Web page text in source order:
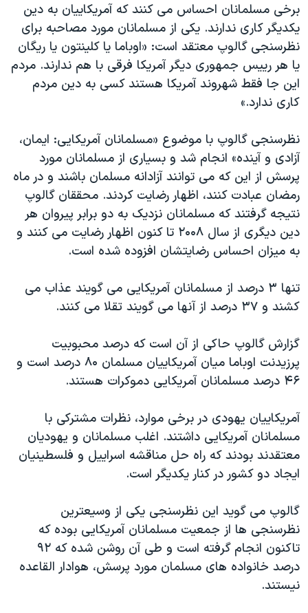
برخی مسلمانان احساس می کنند که آمريکاييان به دين
يکديگر کاری ندارند. يکی از مسلمانان مورد مصاحبه برای
نظرسنجی گالوپ معتقد است: «اوباما يا کلينتون يا ريگان
يا هر رييس جمهوری ديگر آمريکا فرقی با هم ندارند. مردم
اين جا فقط شهروند آمريکا هستند کسی به دين مردم
کاری ندارد.»
نظرسنجی گالوپ با موضوع «مسلمانان آمريکايی: ايمان،
آزادی و آينده» انجام شد و بسياری از مسلمانان مورد
پرسش از اين که می توانند آزادانه مسلمان باشند و در ماه
رمضان عبادت کنند، اظهار رضايت کردند. محققان گالوپ
نتيجه گرفتند که مسلمانان نزديک به دو برابر پيروان هر
دين ديگری از سال ۲۰۰۸ تا کنون اظهار رضايت می کنند و
به ميزان احساس رضايتشان افزوده شده است.
تنها ۳ درصد از مسلمانان آمريکايی می گويند عذاب می
کشند و ۳۷ درصد از آنها می گويند تقلا می کنند.
گزارش گالوپ حاکی از آن است که درصد محبوبيت
پرزيدنت اوباما ميان آمريکاييان مسلمان ۸۰ درصد است و
۴۶ درصد مسلمانان آمريکايی دموکرات هستند.
آمريکاييان يهودی در برخی موارد، نظرات مشترکی با
مسلمانان آمريکايی داشتند. اغلب مسلمانان و يهوديان
معتقدند بودند که راه حل مناقشه اسراييل و فلسطينيان
ايجاد دو کشور در کنار يکديگر است.
گالوپ می گويد اين نظرسنجی يکی از وسيعترين
نظرسنجی ها از جمعيت مسلمانان آمريکايی بوده که
تاکنون انجام گرفته است و طی آن روشن شده که ٩۲
درصد خانواده های مسلمان مورد پرسش، هوادار القاعده
نيستند.